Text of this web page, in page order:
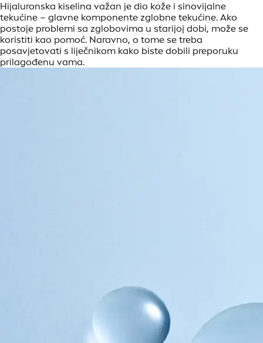
Hijaluronska kiselina važan je dio kože i sinovijalne
tekućine – glavne komponente zglobne tekućine. Ako
postoje problemi sa zglobovima u starijoj dobi, može se
koristiti kao pomoć. Naravno, o tome se treba
posavjetovati s liječnikom kako biste dobili preporuku
prilagođenu vama.